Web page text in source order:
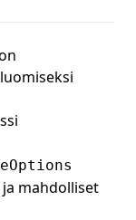
mahdolliset